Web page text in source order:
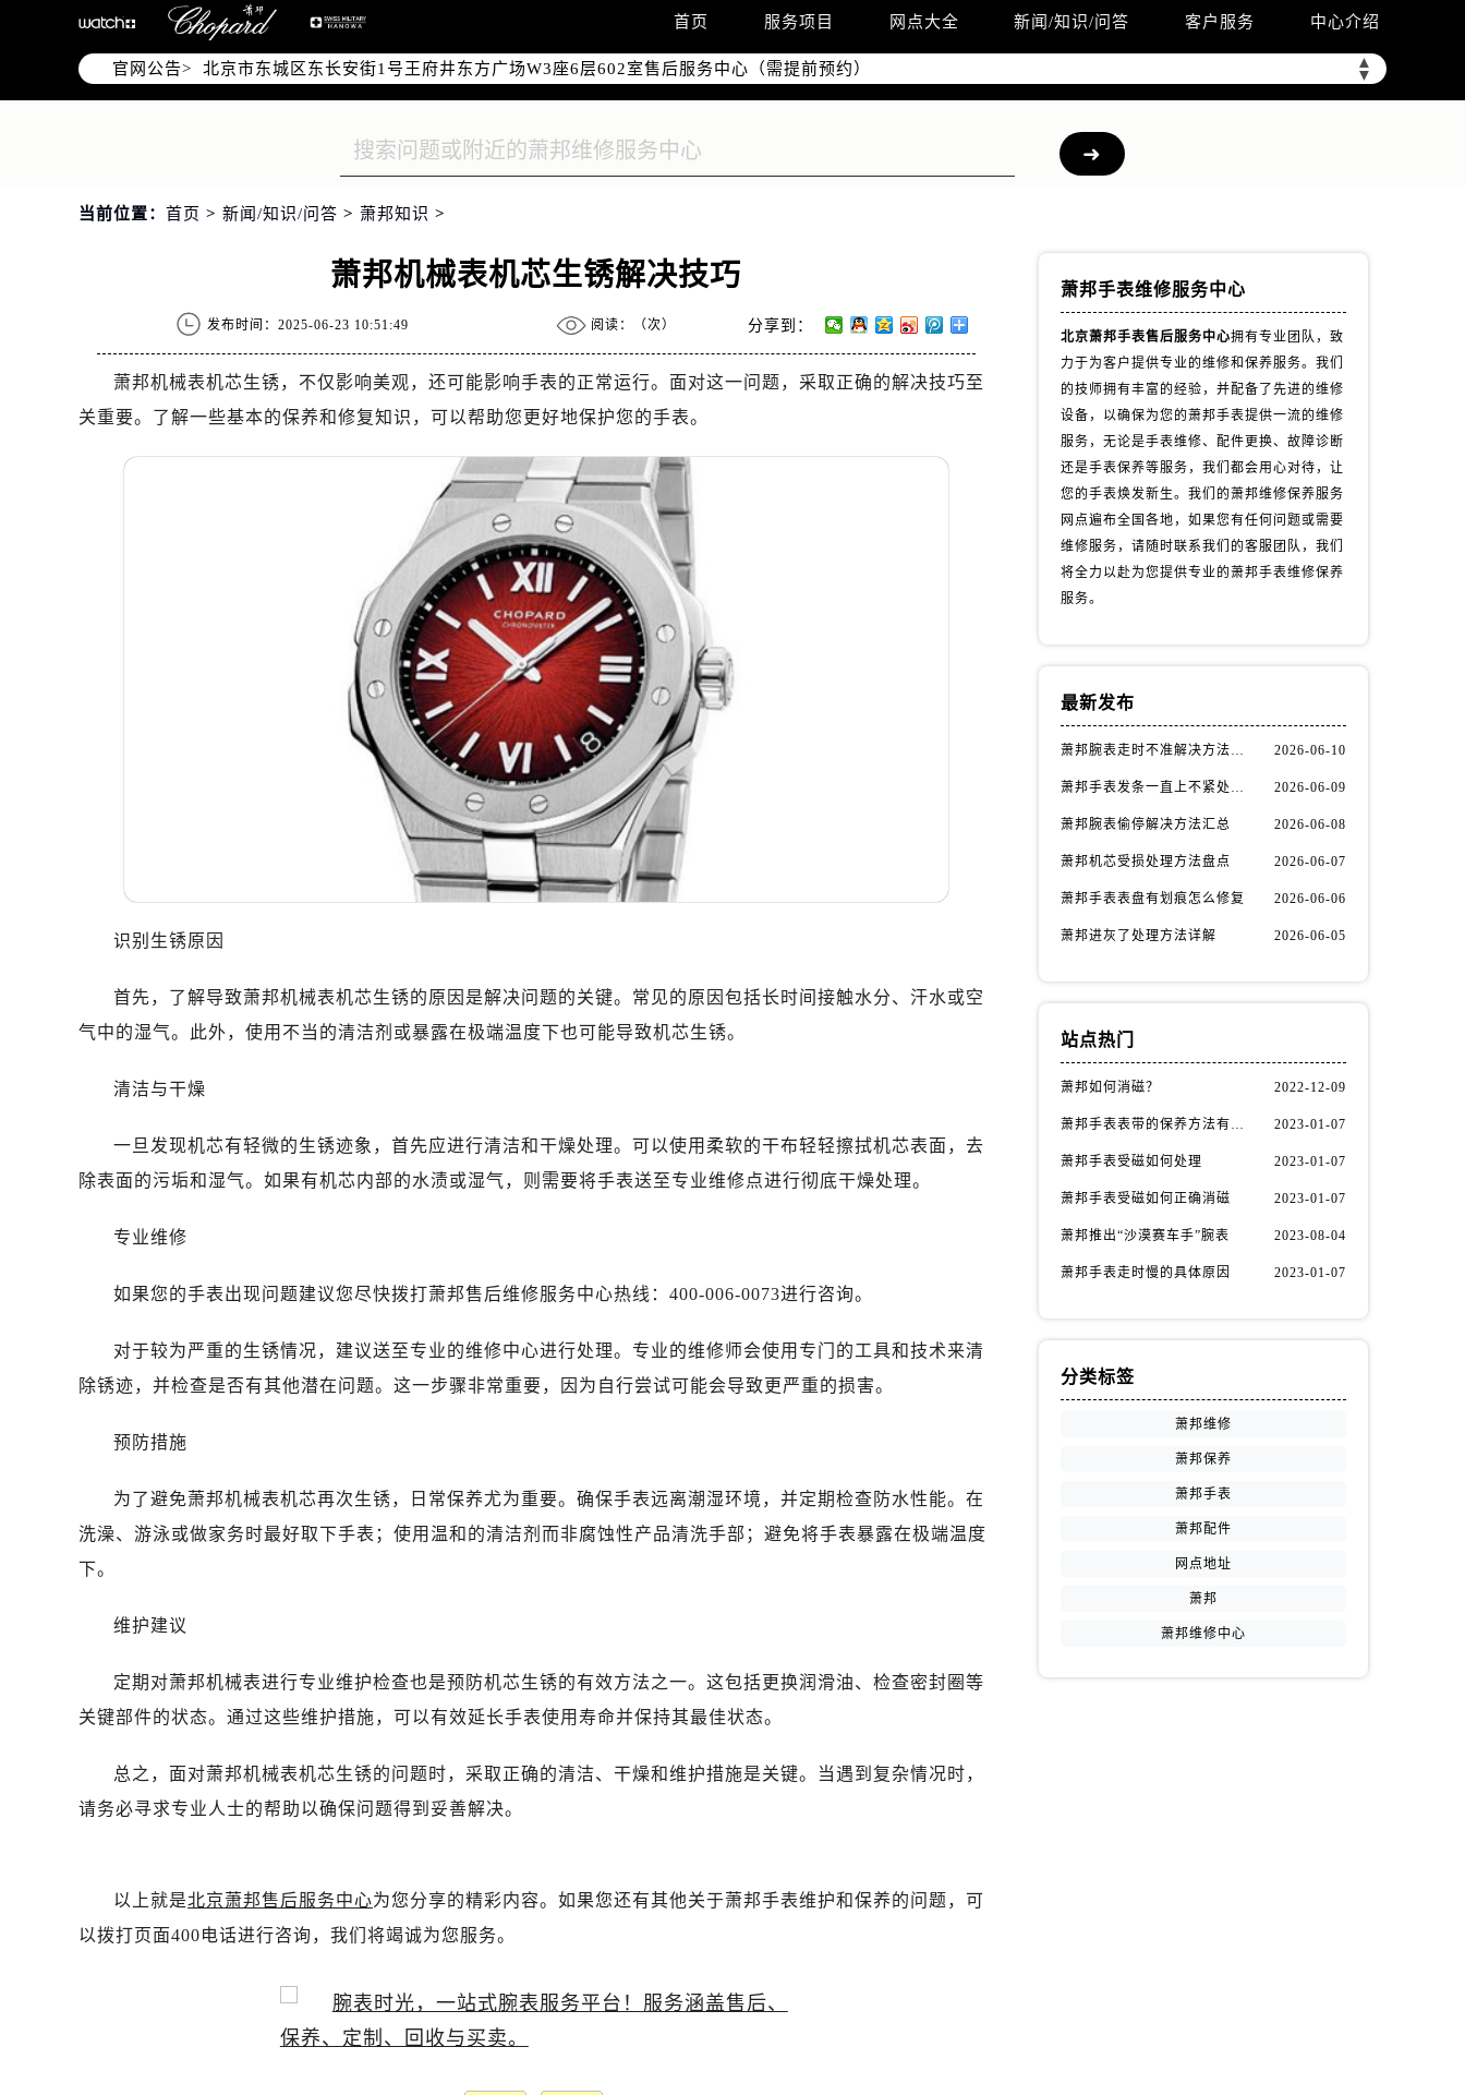
首页 服务项目 网点大全 新闻/知识/问答 客户服务 中心介绍
官网公告> ▲
▼
北京市朝阳区建国门外大街甲6号华熙国际中心写字楼D座11层1102室（需提前预约）
北京市朝阳区建国门外大街甲6号华熙国际中心D座11层1102室售后服务中心（需提前预约）
北京市东城区东长安街1号王府井东方广场W3座6层602室售后服务中心（需提前预约）
节假日正常营业！
当前位置： 首页 > 新闻/知识/问答 > 萧邦知识 >
萧邦机械表机芯生锈解决技巧
发布时间：2025-06-23 10:51:49 阅读：（次） 分享到：
萧邦机械表机芯生锈，不仅影响美观，还可能影响手表的正常运行。面对这一问题，采取正确的解决技巧至
关重要。了解一些基本的保养和修复知识，可以帮助您更好地保护您的手表。
识别生锈原因
首先，了解导致萧邦机械表机芯生锈的原因是解决问题的关键。常见的原因包括长时间接触水分、汗水或空
气中的湿气。此外，使用不当的清洁剂或暴露在极端温度下也可能导致机芯生锈。
清洁与干燥
一旦发现机芯有轻微的生锈迹象，首先应进行清洁和干燥处理。可以使用柔软的干布轻轻擦拭机芯表面，去
除表面的污垢和湿气。如果有机芯内部的水渍或湿气，则需要将手表送至专业维修点进行彻底干燥处理。
专业维修
如果您的手表出现问题建议您尽快拨打萧邦售后维修服务中心热线：400-006-0073进行咨询。
对于较为严重的生锈情况，建议送至专业的维修中心进行处理。专业的维修师会使用专门的工具和技术来清
除锈迹，并检查是否有其他潜在问题。这一步骤非常重要，因为自行尝试可能会导致更严重的损害。
预防措施
为了避免萧邦机械表机芯再次生锈，日常保养尤为重要。确保手表远离潮湿环境，并定期检查防水性能。在
洗澡、游泳或做家务时最好取下手表；使用温和的清洁剂而非腐蚀性产品清洗手部；避免将手表暴露在极端温度
下。
维护建议
定期对萧邦机械表进行专业维护检查也是预防机芯生锈的有效方法之一。这包括更换润滑油、检查密封圈等
关键部件的状态。通过这些维护措施，可以有效延长手表使用寿命并保持其最佳状态。
总之，面对萧邦机械表机芯生锈的问题时，采取正确的清洁、干燥和维护措施是关键。当遇到复杂情况时，
请务必寻求专业人士的帮助以确保问题得到妥善解决。
以上就是北京萧邦售后服务中心为您分享的精彩内容。如果您还有其他关于萧邦手表维护和保养的问题，可
以拨打页面400电话进行咨询，我们将竭诚为您服务。
萧邦手表维修服务中心
北京萧邦手表售后服务中心拥有专业团队，致
力于为客户提供专业的维修和保养服务。我们
的技师拥有丰富的经验，并配备了先进的维修
设备，以确保为您的萧邦手表提供一流的维修
服务，无论是手表维修、配件更换、故障诊断
还是手表保养等服务，我们都会用心对待，让
您的手表焕发新生。我们的萧邦维修保养服务
网点遍布全国各地，如果您有任何问题或需要
维修服务，请随时联系我们的客服团队，我们
将全力以赴为您提供专业的萧邦手表维修保养
服务。
最新发布
萧邦腕表走时不准解决方法汇总 2026-06-10
萧邦手表发条一直上不紧处理办法推荐 2026-06-09
萧邦腕表偷停解决方法汇总 2026-06-08
萧邦机芯受损处理方法盘点 2026-06-07
萧邦手表表盘有划痕怎么修复 2026-06-06
萧邦进灰了处理方法详解 2026-06-05
站点热门
萧邦如何消磁？ 2022-12-09
萧邦手表表带的保养方法有哪些？ 2023-01-07
萧邦手表受磁如何处理 2023-01-07
萧邦手表受磁如何正确消磁 2023-01-07
萧邦推出“沙漠赛车手”腕表 2023-08-04
萧邦手表走时慢的具体原因 2023-01-07
分类标签
萧邦维修
萧邦保养
萧邦手表
萧邦配件
网点地址
萧邦
萧邦维修中心